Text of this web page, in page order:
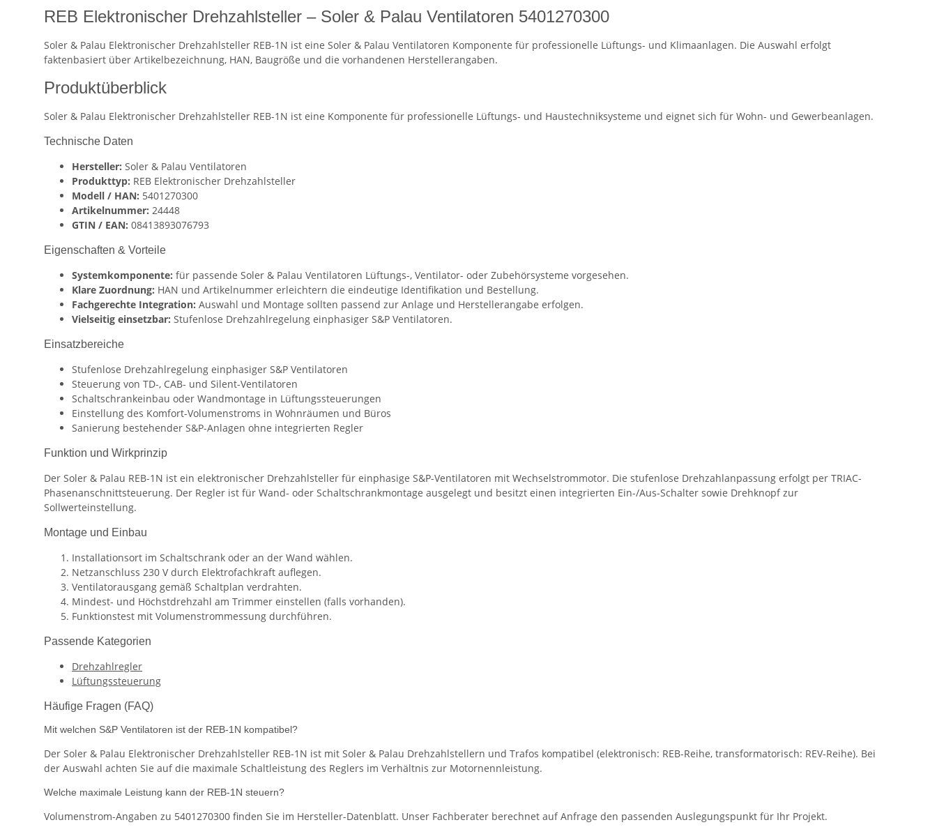
REB Elektronischer Drehzahlsteller – Soler & Palau Ventilatoren 5401270300
Soler & Palau Elektronischer Drehzahlsteller REB-1N ist eine Soler & Palau Ventilatoren Komponente für professionelle Lüftungs- und Klimaanlagen. Die Auswahl erfolgt
faktenbasiert über Artikelbezeichnung, HAN, Baugröße und die vorhandenen Herstellerangaben.
Produktüberblick
Soler & Palau Elektronischer Drehzahlsteller REB-1N ist eine Komponente für professionelle Lüftungs- und Haustechniksysteme und eignet sich für Wohn- und Gewerbeanlagen.
Technische Daten
Hersteller: Soler & Palau Ventilatoren
Produkttyp: REB Elektronischer Drehzahlsteller
Modell / HAN: 5401270300
Artikelnummer: 24448
GTIN / EAN: 08413893076793
Eigenschaften & Vorteile
Systemkomponente: für passende Soler & Palau Ventilatoren Lüftungs-, Ventilator- oder Zubehörsysteme vorgesehen.
Klare Zuordnung: HAN und Artikelnummer erleichtern die eindeutige Identifikation und Bestellung.
Fachgerechte Integration: Auswahl und Montage sollten passend zur Anlage und Herstellerangabe erfolgen.
Vielseitig einsetzbar: Stufenlose Drehzahlregelung einphasiger S&P Ventilatoren.
Einsatzbereiche
Stufenlose Drehzahlregelung einphasiger S&P Ventilatoren
Steuerung von TD-, CAB- und Silent-Ventilatoren
Schaltschrankeinbau oder Wandmontage in Lüftungssteuerungen
Einstellung des Komfort-Volumenstroms in Wohnräumen und Büros
Sanierung bestehender S&P-Anlagen ohne integrierten Regler
Funktion und Wirkprinzip
Der Soler & Palau REB-1N ist ein elektronischer Drehzahlsteller für einphasige S&P-Ventilatoren mit Wechselstrommotor. Die stufenlose Drehzahlanpassung erfolgt per TRIAC-
Phasenanschnittsteuerung. Der Regler ist für Wand- oder Schaltschrankmontage ausgelegt und besitzt einen integrierten Ein-/Aus-Schalter sowie Drehknopf zur
Sollwerteinstellung.
Montage und Einbau
Installationsort im Schaltschrank oder an der Wand wählen.
Netzanschluss 230 V durch Elektrofachkraft auflegen.
Ventilatorausgang gemäß Schaltplan verdrahten.
Mindest- und Höchstdrehzahl am Trimmer einstellen (falls vorhanden).
Funktionstest mit Volumenstrommessung durchführen.
Passende Kategorien
Drehzahlregler
Lüftungssteuerung
Häufige Fragen (FAQ)
Mit welchen S&P Ventilatoren ist der REB-1N kompatibel?
Der Soler & Palau Elektronischer Drehzahlsteller REB-1N ist mit Soler & Palau Drehzahlstellern und Trafos kompatibel (elektronisch: REB-Reihe, transformatorisch: REV-Reihe). Bei
der Auswahl achten Sie auf die maximale Schaltleistung des Reglers im Verhältnis zur Motornennleistung.
Welche maximale Leistung kann der REB-1N steuern?
Volumenstrom-Angaben zu 5401270300 finden Sie im Hersteller-Datenblatt. Unser Fachberater berechnet auf Anfrage den passenden Auslegungspunkt für Ihr Projekt.